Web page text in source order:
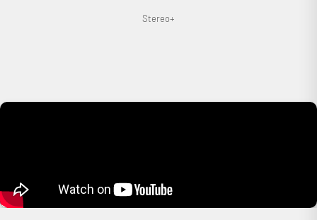
Stereo+
Connectez-vous à votre compte pour ajouter des produits à